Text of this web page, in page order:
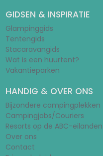
GIDSEN & INSPIRATIE
Glampinggids
Tentengids
Stacaravangids
Wat is een huurtent?
Vakantieparken
HANDIG & OVER ONS
Bijzondere campingplekken
Campingjobs/Couriers
Resorts op de ABC-eilanden
Over ons
Contact